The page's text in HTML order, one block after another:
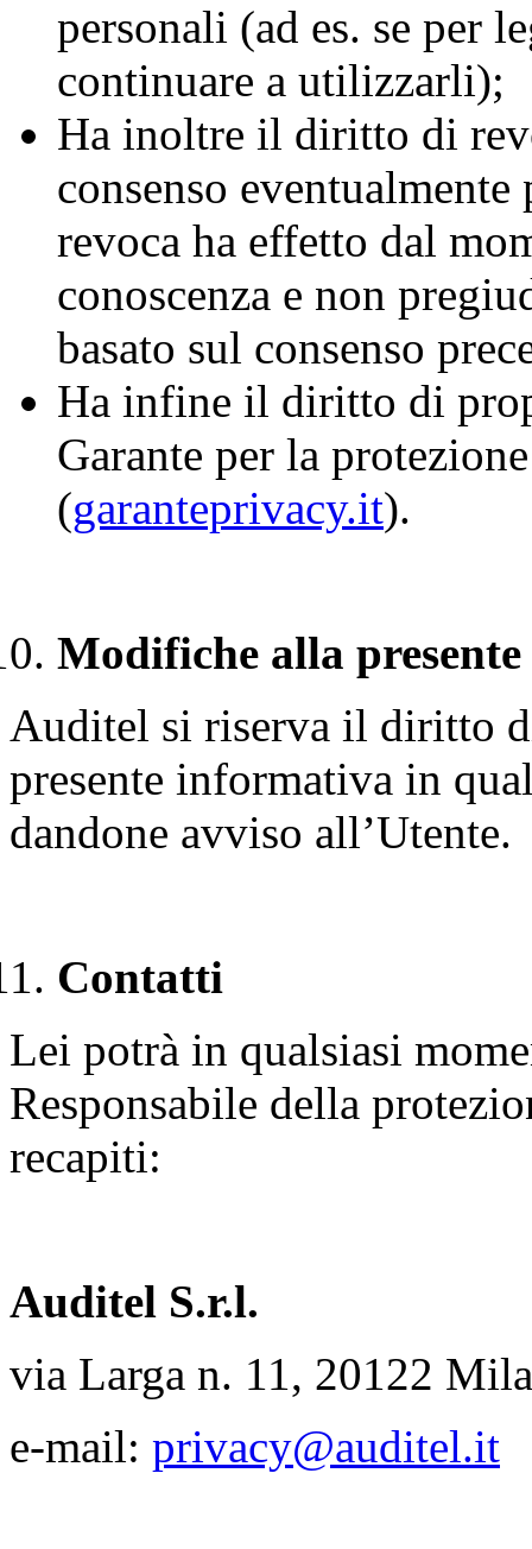
personali (ad es. se per
continuare a utilizzarli);
Ha inoltre il diritto di
consenso
revoca ha effetto dal
conoscenza e non
basato sul consenso
Ha infine il diritto di
Garante per la
(garanteprivacy.it).
Modifiche alla
Auditel si riserva il diritto
presente informativa in
dandone avviso all’Utente.
Contatti
Lei potrà in qualsiasi
Responsabile della
recapiti:
Auditel S.r.l.
via Larga n. 11, 20122
e-mail: privacy@auditel.it